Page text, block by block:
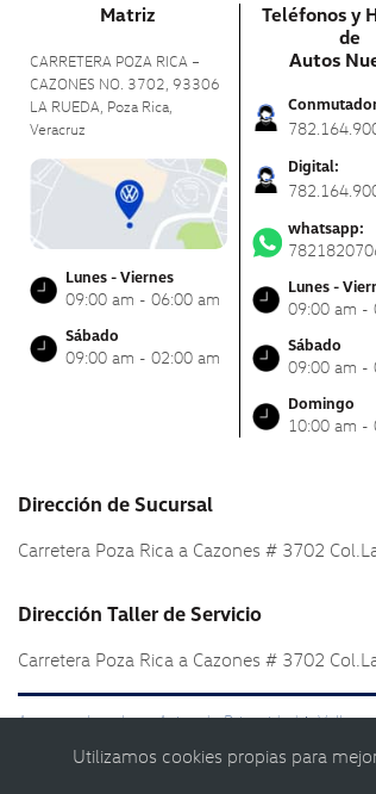
Utilizamos cookies propias para
Matriz
CARRETERA POZA RICA –
CAZONES NO. 3702, 93306
LA RUEDA, Poza Rica,
Veracruz
Lunes - Viernes
09:00 am - 06:00 am
Sábado
09:00 am - 02:00 am
Teléfonos y
de
Autos
Digital:
whatsapp:
Lunes -
09:00 am -
Sábado
09:00 am -
Domingo
10:00 am -
Dirección de Sucursal
Carretera Poza Rica a Cazones # 3702
Dirección Taller de Servicio
Carretera Poza Rica a Cazones # 3702
Aspectos Legales y Aviso de Privacidad |
© Volkswagen 2026